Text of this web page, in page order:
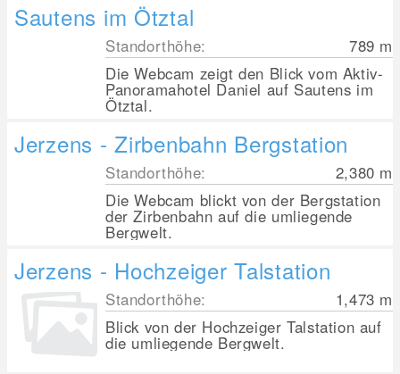
Sautens im Ötztal
Standorthöhe: 789 m
Die Webcam zeigt den Blick vom Aktiv-
Panoramahotel Daniel auf Sautens im
Ötztal.
Jerzens - Zirbenbahn Bergstation
Standorthöhe: 2,380 m
Die Webcam blickt von der Bergstation
der Zirbenbahn auf die umliegende
Bergwelt.
Jerzens - Hochzeiger Talstation
Standorthöhe: 1,473 m
Blick von der Hochzeiger Talstation auf
die umliegende Bergwelt.